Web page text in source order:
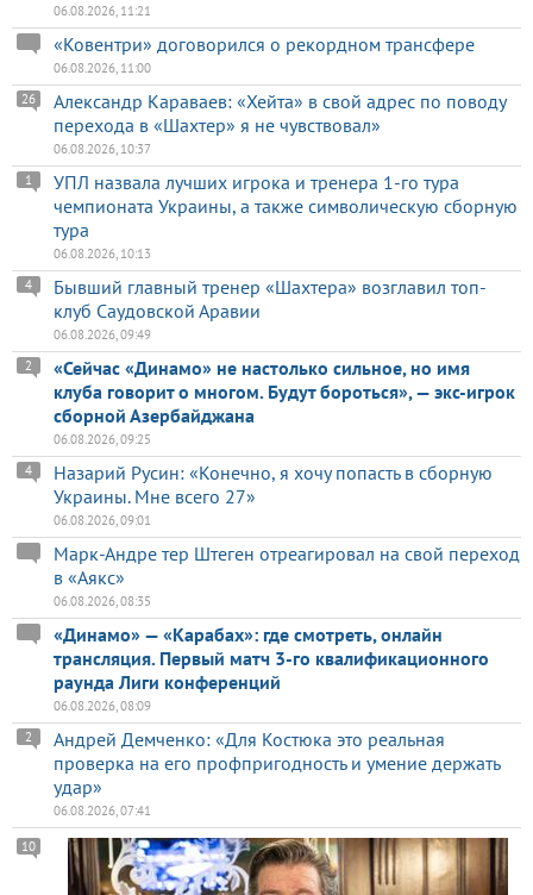
06.08.2026, 11:21
«Ковентри» договорился о рекордном трансфере
06.08.2026, 11:00
Александр Караваев: «Хейта» в свой адрес по поводу
перехода в «Шахтер» я не чувствовал»
26
06.08.2026, 10:37
УПЛ назвала лучших игрока и тренера 1-го тура
чемпионата Украины, а также символическую сборную
тура
1
06.08.2026, 10:13
Бывший главный тренер «Шахтера» возглавил топ-
клуб Саудовской Аравии
4
06.08.2026, 09:49
«Сейчас «Динамо» не настолько сильное, но имя
клуба говорит о многом. Будут бороться», — экс-игрок
сборной Азербайджана
2
06.08.2026, 09:25
Назарий Русин: «Конечно, я хочу попасть в сборную
Украины. Мне всего 27»
4
06.08.2026, 09:01
Марк-Андре тер Штеген отреагировал на свой переход
в «Аякс»
06.08.2026, 08:35
«Динамо» — «Карабах»: где смотреть, онлайн
трансляция. Первый матч 3-го квалификационного
раунда Лиги конференций
06.08.2026, 08:09
Андрей Демченко: «Для Костюка это реальная
проверка на его профпригодность и умение держать
удар»
2
06.08.2026, 07:41
10